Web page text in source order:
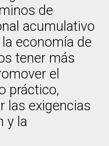
de
acumulativo
economía de
tener más
el
práctico,
las exigencias
y la